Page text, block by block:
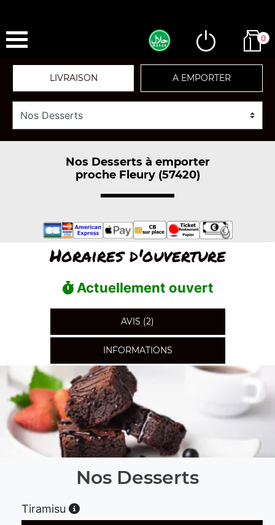
0
LIVRAISON A EMPORTER
Nos Desserts à emporter
proche Fleury (57420)
Horaires d'ouverture
Actuellement ouvert
AVIS (2)
INFORMATIONS
Nos Desserts
Tiramisu